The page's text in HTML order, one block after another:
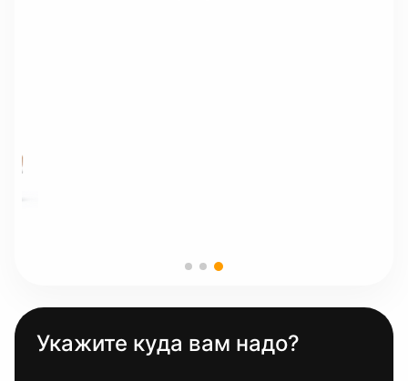
Укажите куда вам надо?